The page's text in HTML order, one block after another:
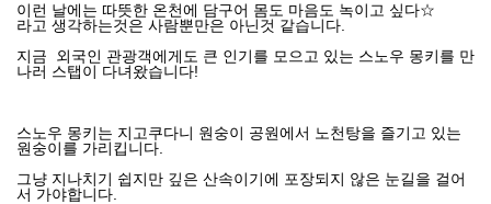
이런 날에는 따뜻한 온천에 담구어 몸도 마음도 녹이고 싶다☆
라고 생각하는것은 사람뿐만은 아닌것 같습니다.
지금 외국인 관광객에게도 큰 인기를 모으고 있는 스노우 몽키를 만
나러 스탭이 다녀왔습니다!
스노우 몽키는 지고쿠다니 원숭이 공원에서 노천탕을 즐기고 있는
원숭이를 가리킵니다.
그냥 지나치기 쉽지만 깊은 산속이기에 포장되지 않은 눈길을 걸어
서 가야합니다.